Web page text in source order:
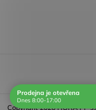
Copyright 2026HORA PP
Prodejna je otevřena
Dnes 8:00-17:00